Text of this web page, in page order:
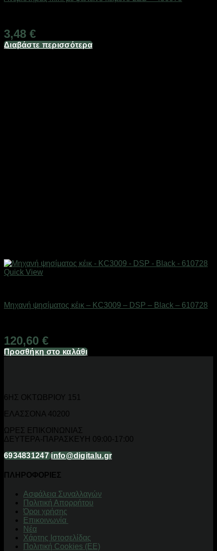
3,48 €
Διαβάστε περισσότερα
Quick View
Μηχανή ψησίματος κέικ – KC3009 – DSP – Black – 610728
120,60 €
Προσθήκη στο καλάθι
6ΗΣ ΟΚΤΩΒΡΙΟΥ 151
ΕΛΑΣΣΟΝΑ 40200
ΩΡΕΣ ΕΠΙΚΟΙΝΩΝΙΑΣ
ΔΕΥΤΕΡΑ-ΠΑΡΑΣΚΕΥΗ 09:00-17:00
6934831247 info@digitalu.gr
ΠΛΗΡΟΦΟΡΙΕΣ
Aσφάλεια Συναλλαγών
Πολιτική Απορρήτου
Όροι χρήσης
Επικοινωνία
Νέα
Χάρτης Ιστοσελίδας
Πολιτική Cookies (ΕΕ)